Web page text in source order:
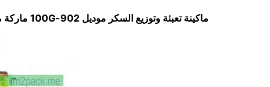
ماكينة تعبئة وتوزيع السكر موديل 902-100G